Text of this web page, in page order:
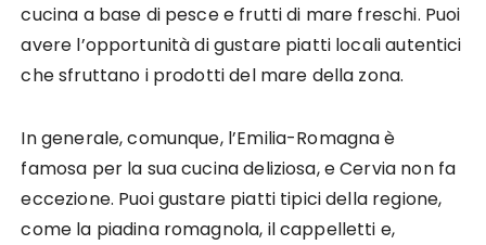
cucina a base di pesce e frutti di mare freschi. Puoi
avere l’opportunità di gustare piatti locali autentici
che sfruttano i prodotti del mare della zona.
In generale, comunque, l’Emilia-Romagna è
famosa per la sua cucina deliziosa, e Cervia non fa
eccezione. Puoi gustare piatti tipici della regione,
come la piadina romagnola, il cappelletti e,